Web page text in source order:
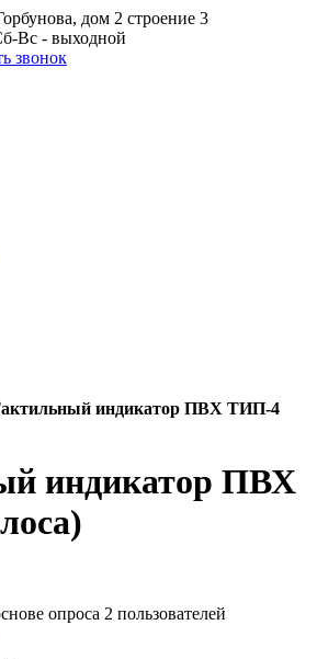
дом 2 строение 3
Вс - выходной
звонок
индикатор ПВХ ТИП-4
индикатор ПВХ
опроса 2 пользователей